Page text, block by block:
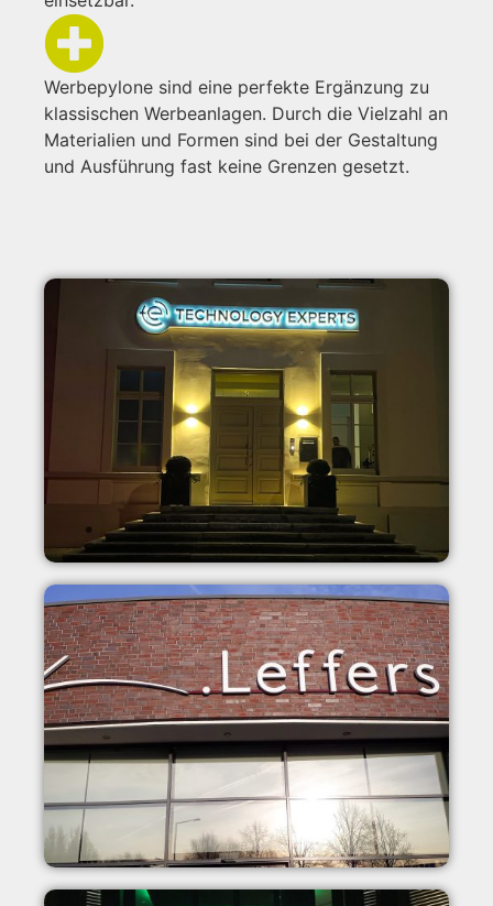
Werbepylone sind eine perfekte Ergänzung zu
klassischen Werbeanlagen. Durch die Vielzahl an
Materialien und Formen sind bei der Gestaltung
und Ausführung fast keine Grenzen gesetzt.